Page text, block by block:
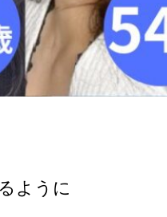
ように